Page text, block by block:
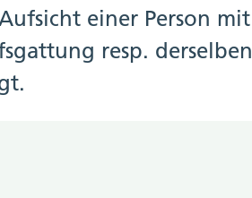
einer Person mit
resp. derselben